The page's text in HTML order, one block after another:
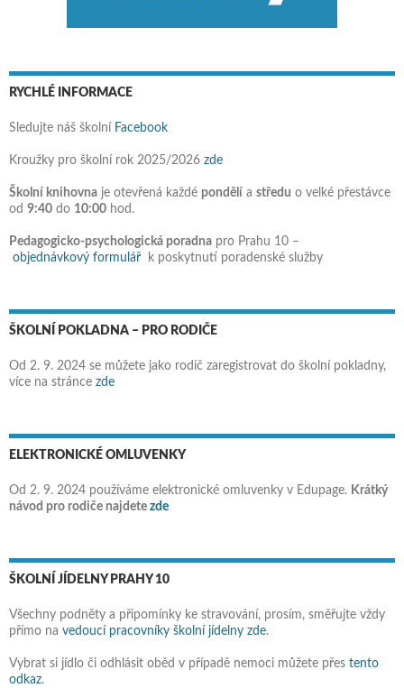
RYCHLÉ INFORMACE
Sledujte náš školní Facebook
Kroužky pro školní rok 2025/2026 zde
Školní knihovna je otevřená každé pondělí a středu o velké přestávce
od 9:40 do 10:00 hod.
Pedagogicko-psychologická poradna pro Prahu 10 –
objednávkový formulář k poskytnutí poradenské služby
ŠKOLNÍ POKLADNA – PRO RODIČE
Od 2. 9. 2024 se můžete jako rodič zaregistrovat do školní pokladny,
více na stránce zde
ELEKTRONICKÉ OMLUVENKY
Od 2. 9. 2024 používáme elektronické omluvenky v Edupage. Krátký
návod pro rodiče najdete zde
ŠKOLNÍ JÍDELNY PRAHY 10
Všechny podněty a připomínky ke stravování, prosím, směřujte vždy
přímo na vedoucí pracovníky školní jídelny zde.
Vybrat si jídlo či odhlásit oběd v případě nemoci můžete přes tento
odkaz.